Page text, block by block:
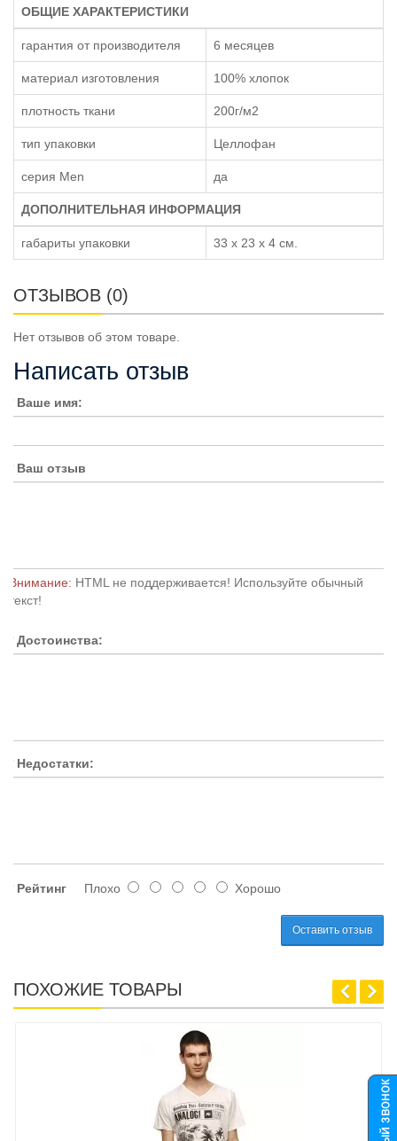
ОБЩИЕ ХАРАКТЕРИСТИКИ
гарантия от производителя 6 месяцев
материал изготовления 100% хлопок
плотность ткани 200г/м2
тип упаковки Целлофан
серия Men да
ДОПОЛНИТЕЛЬНАЯ ИНФОРМАЦИЯ
габариты упаковки 33 х 23 х 4 см.
ОТЗЫВОВ (0)
Нет отзывов об этом товаре.
Написать отзыв
Ваше имя:
Ваш отзыв
Внимание: HTML не поддерживается! Используйте обычный
текст!
Достоинства:
Недостатки:
Рейтинг Плохо Хорошо
Оставить отзыв
ПОХОЖИЕ ТОВАРЫ